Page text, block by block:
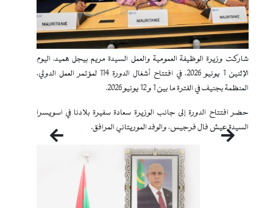
شاركت وزيرة الوظيفة العمومية والعمل السيدة مريم بيجل هميد، اليوم
الإثنين 1 يونيو 2026، في افتتاح أشغال الدورة 114 لمؤتمر العمل الدولي،
المنظمة بجنيف في الفترة ما بين 1 و 12 يونيو 2026.
حضر افتتاح الدورة إلى جانب الوزيرة سعادة سفيرة بلادنا في اسويسرا
السيدة عيش فال فرجيس، والوفد الموريتاني المرافق.
السابق التالي